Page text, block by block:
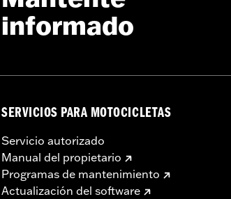
informado
SERVICIOS PARA MOTOCICLETAS
Servicio autorizado
Manual del propietario
Programas de mantenimiento
Actualización del software